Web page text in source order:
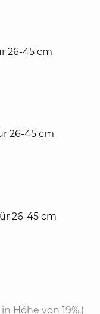
26-45 cm
26-45 cm
26-45 cm
Höhe von 19%.)